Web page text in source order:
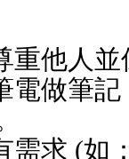
重他人
電做筆
需求 (如